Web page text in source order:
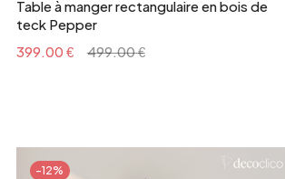
Table à manger rectangulaire en bois de
teck Pepper
399.00 €
499.00 €
-12%